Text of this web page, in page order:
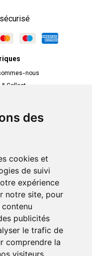
des
cookies et
de suivi
expérience
notre site, pour
publicités
le trafic de
comprendre la
visiteurs.
nous
Collect
professionnel
d’ordonnance
nous
à la pharmacie
chez vous
dans un Point Relais